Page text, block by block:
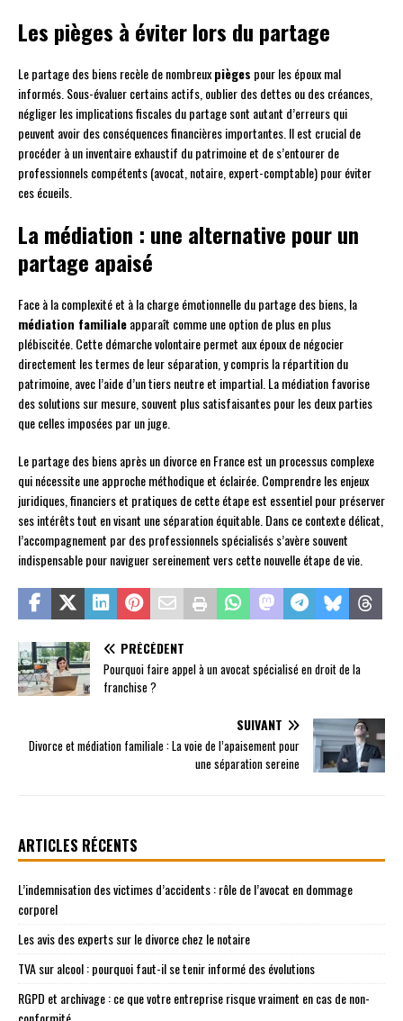
Les pièges à éviter lors du partage
Le partage des biens recèle de nombreuxpièges pour les époux mal
informés. Sous-évaluer certains actifs, oublier des dettes ou des créances,
négliger les implications fiscales du partage sont autant d’erreurs qui
peuvent avoir des conséquences financières importantes. Il est crucial de
procéder à un inventaire exhaustif du patrimoine et de s’entourer de
professionnels compétents (avocat, notaire, expert-comptable) pour éviter
ces écueils.
La médiation : une alternative pour un
partage apaisé
Face à la complexité et à la charge émotionnelle du partage des biens, la
médiation familialeapparaît comme une option de plus en plus
plébiscitée. Cette démarche volontaire permet aux époux de négocier
directement les termes de leur séparation, y compris la répartition du
patrimoine, avec l’aide d’un tiers neutre et impartial. La médiation favorise
des solutions sur mesure, souvent plus satisfaisantes pour les deux parties
que celles imposées par un juge.
Le partage des biens après un divorce en France est un processus complexe
qui nécessite une approche méthodique et éclairée. Comprendre les enjeux
juridiques, financiers et pratiques de cette étape est essentiel pour préserver
ses intérêts tout en visant une séparation équitable. Dans ce contexte délicat,
l’accompagnement par des professionnels spécialisés s’avère souvent
indispensable pour naviguer sereinement vers cette nouvelle étape de vie.
PRÉCÉDENT
Pourquoi faire appel à un avocat spécialisé en droit de la
franchise ?
SUIVANT
Divorce et médiation familiale : La voie de l’apaisement pour
une séparation sereine
ARTICLES RÉCENTS
L’indemnisation des victimes d’accidents : rôle de l’avocat en dommage
corporel
Les avis des experts sur le divorce chez le notaire
TVA sur alcool : pourquoi faut-il se tenir informé des évolutions
RGPD et archivage : ce que votre entreprise risque vraiment en cas de non-